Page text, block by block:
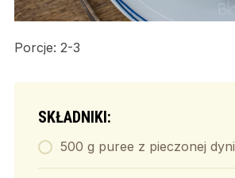
Porcje: 2-3
SKŁADNIKI:
500 g puree z pieczonej dyni